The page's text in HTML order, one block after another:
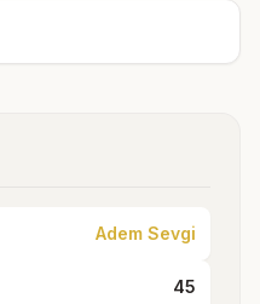
Adem Sevgi
45